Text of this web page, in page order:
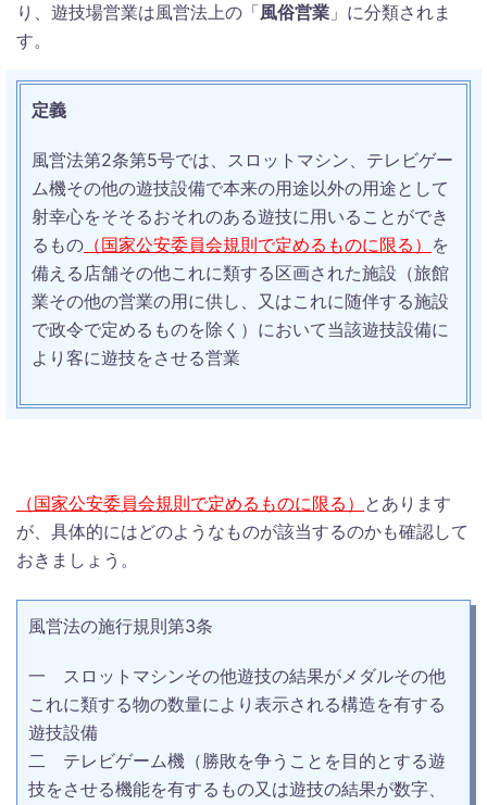
り、遊技場営業は風営法上の「風俗営業 」に分類されま
す。
定義
風営法第2条第5号では、スロットマシン、テレビゲー
ム機その他の遊技設備で本来の用途以外の用途として
射幸心をそそるおそれのある遊技に用いることができ
るもの （国家公安委員会規則で定めるものに限る） を
備える店舗その他これに類する区画された施設（旅館
業その他の営業の用に供し、又はこれに随伴する施設
で政令で定めるものを除く）において当該遊技設備に
より客に遊技をさせる営業
（国家公安委員会規則で定めるものに限る） とあります
が、具体的にはどのようなものが該当するのかも確認して
おきましょう。
風営法の施行規則第3条
一 スロットマシンその他遊技の結果がメダルその他
これに類する物の数量により表示される構造を有する
遊技設備
二 テレビゲーム機（勝敗を争うことを目的とする遊
技をさせる機能を有するもの又は遊技の結果が数字、